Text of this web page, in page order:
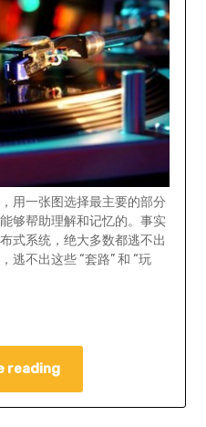
用一张图选择最主要的部分
够帮助理解和记忆的。事实
式系统，绝大多数都逃不出
逃不出这些 “套路” 和 “玩
reading